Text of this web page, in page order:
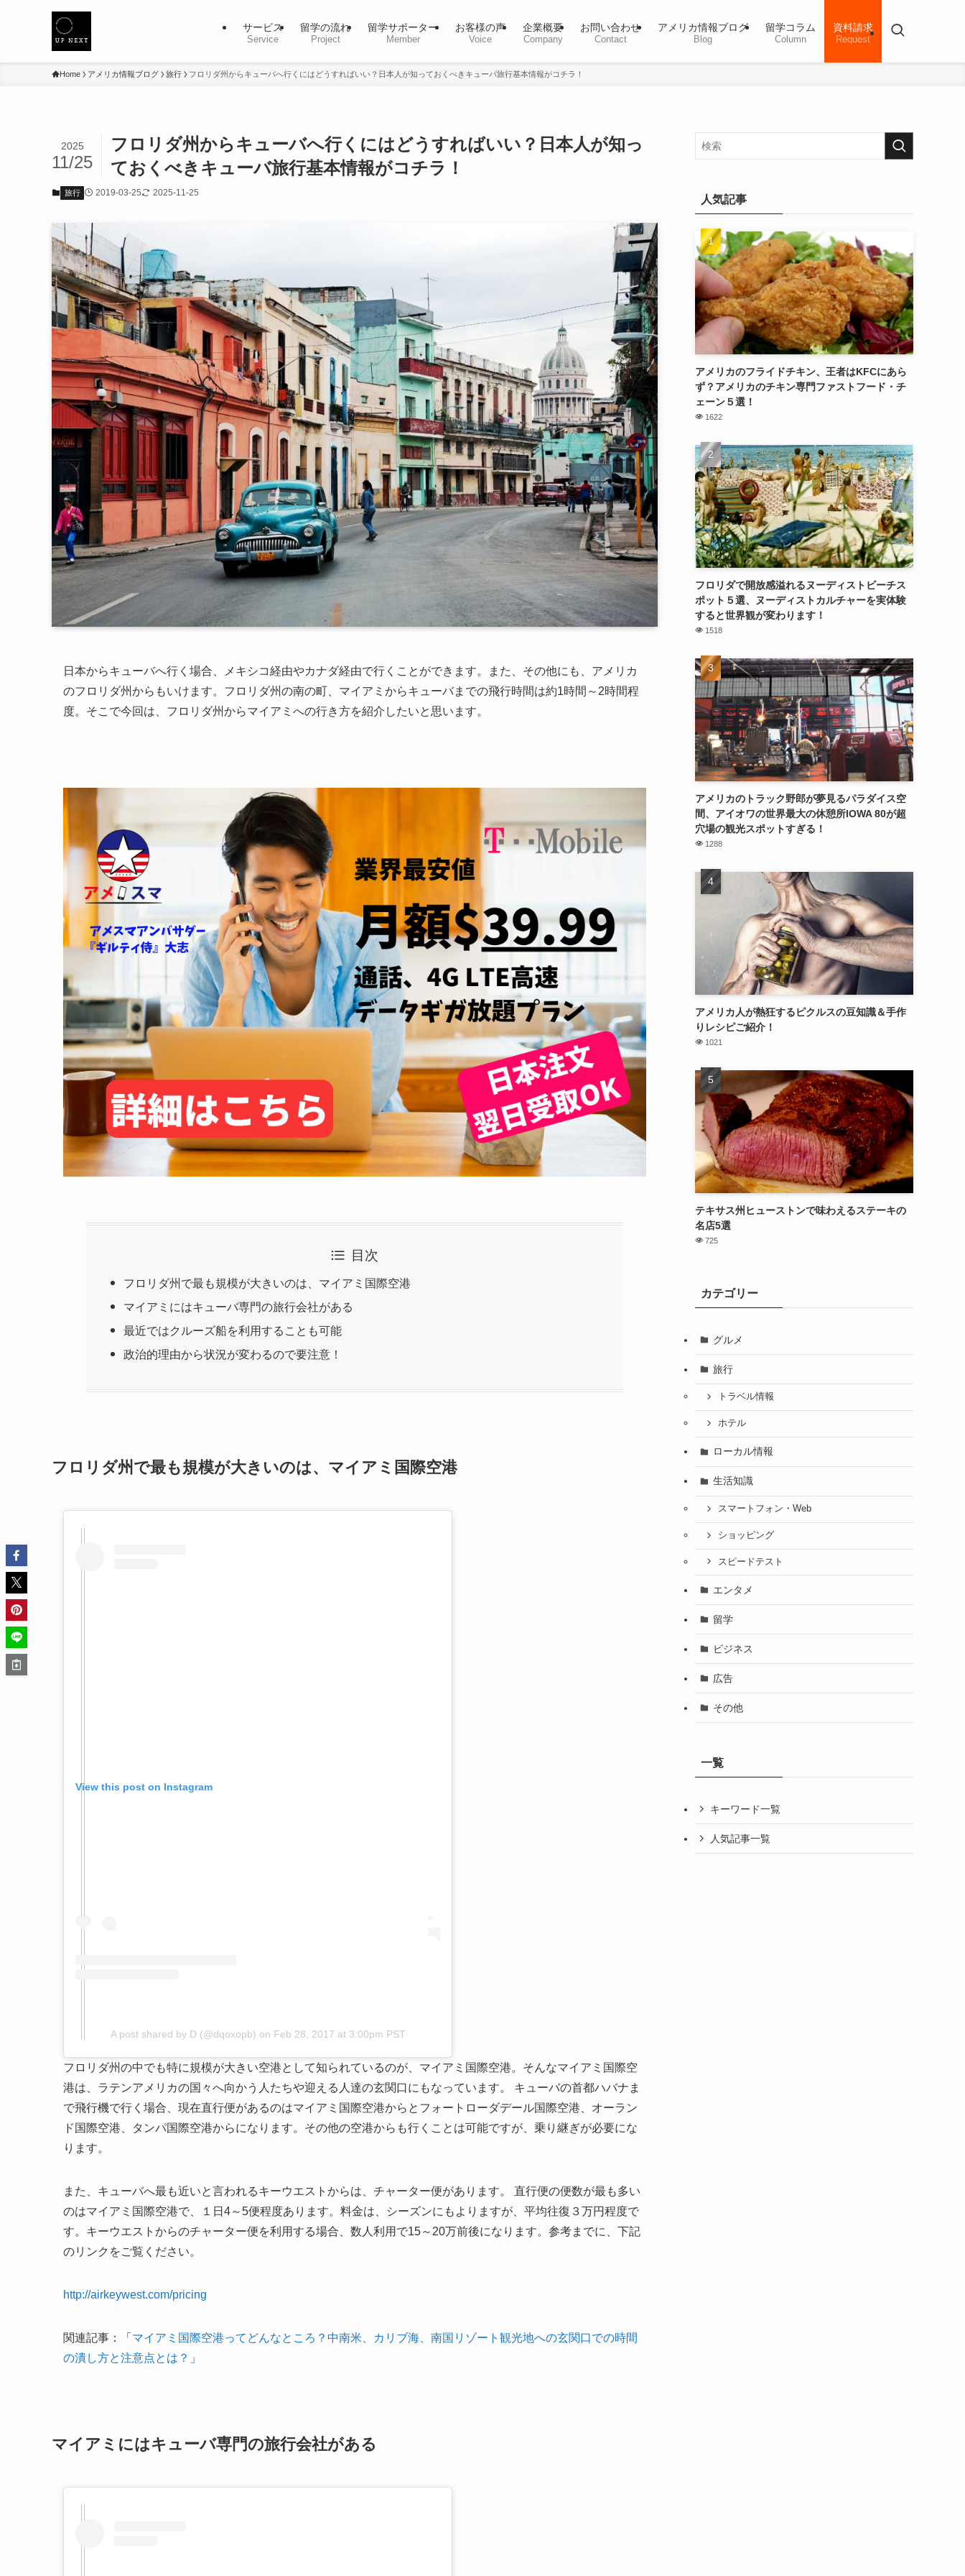
サービス
Service
留学の流れ
Project
留学サポーター
Member
お客様の声
Voice
企業概要
Company
お問い合わせ
Contact
アメリカ情報ブログ
Blog
留学コラム
Column
資料請求
Request
Home アメリカ情報ブログ 旅行 フロリダ州からキューバへ行くにはどうすればいい？日本人が知っておくべきキューバ旅行基本情報がコチラ！
フロリダ州からキューバへ行くにはどうすればいい？日本人が知っ
ておくべきキューバ旅行基本情報がコチラ！
2025
11/25
旅行 2019-03-25 2025-11-25
日本からキューバへ行く場合、メキシコ経由やカナダ経由で行くことができます。また、その他にも、アメリカ
のフロリダ州からもいけます。フロリダ州の南の町、マイアミからキューバまでの飛行時間は約1時間～2時間程
度。そこで今回は、フロリダ州からマイアミへの行き方を紹介したいと思います。
目次
フロリダ州で最も規模が大きいのは、マイアミ国際空港
マイアミにはキューバ専門の旅行会社がある
最近ではクルーズ船を利用することも可能
政治的理由から状況が変わるので要注意！
フロリダ州で最も規模が大きいのは、マイアミ国際空港
View this post on Instagram
A post shared by D (@dqoxopb) on Feb 28, 2017 at 3:00pm PST
フロリダ州の中でも特に規模が大きい空港として知られているのが、マイアミ国際空港。そんなマイアミ国際空
港は、ラテンアメリカの国々へ向かう人たちや迎える人達の玄関口にもなっています。 キューバの首都ハバナま
で飛行機で行く場合、現在直行便があるのはマイアミ国際空港からとフォートローダデール国際空港、オーラン
ド国際空港、タンパ国際空港からになります。その他の空港からも行くことは可能ですが、乗り継ぎが必要にな
ります。
また、キューバへ最も近いと言われるキーウエストからは、チャーター便があります。 直行便の便数が最も多い
のはマイアミ国際空港で、１日4～5便程度あります。料金は、シーズンにもよりますが、平均往復３万円程度で
す。キーウエストからのチャーター便を利用する場合、数人利用で15～20万前後になります。参考までに、下記
のリンクをご覧ください。
http://airkeywest.com/pricing
関連記事：「 マイアミ国際空港ってどんなところ？中南米、カリブ海、南国リゾート観光地への玄関口での時間
の潰し方と注意点とは？ 」
マイアミにはキューバ専門の旅行会社がある
人気記事
アメリカのフライドチキン、王者はKFCにあら
ず？アメリカのチキン専門ファストフード・チ
ェーン５選！
1622
フロリダで開放感溢れるヌーディストビーチス
ポット５選、ヌーディストカルチャーを実体験
すると世界観が変わります！
1518
アメリカのトラック野郎が夢見るパラダイス空
間、アイオワの世界最大の休憩所IOWA 80が超
穴場の観光スポットすぎる！
1288
アメリカ人が熱狂するピクルスの豆知識＆手作
りレシピご紹介！
1021
テキサス州ヒューストンで味わえるステーキの
名店5選
725
カテゴリー
グルメ
旅行
トラベル情報
ホテル
ローカル情報
生活知識
スマートフォン・Web
ショッピング
スピードテスト
エンタメ
留学
ビジネス
広告
その他
一覧
キーワード一覧
人気記事一覧